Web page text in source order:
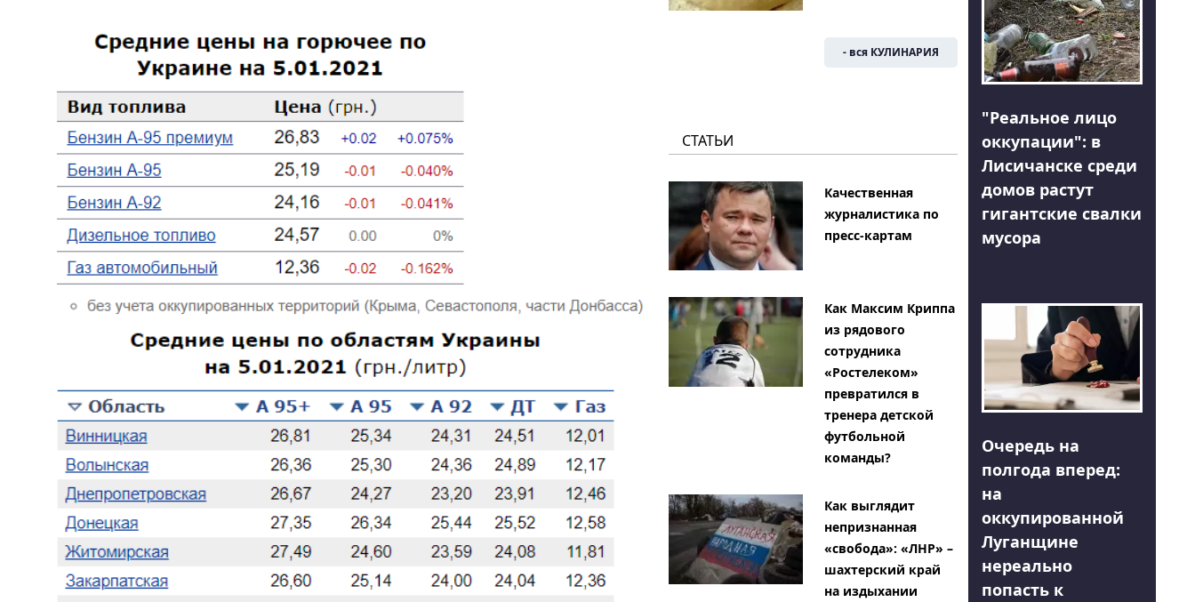
- вся КУЛИНАРИЯ
СТАТЬИ
Качественная
журналистика по
пресс-картам
Как Максим Криппа
из рядового
сотрудника
«Ростелеком»
превратился в
тренера детской
футбольной
команды?
Как выглядит
непризнанная
«свобода»: «ЛНР» –
шахтерский край
на издыхании
"Реальное лицо
оккупации": в
Лисичанске среди
домов растут
гигантские свалки
мусора
Очередь на
полгода вперед:
на
оккупированной
Луганщине
нереально
попасть к